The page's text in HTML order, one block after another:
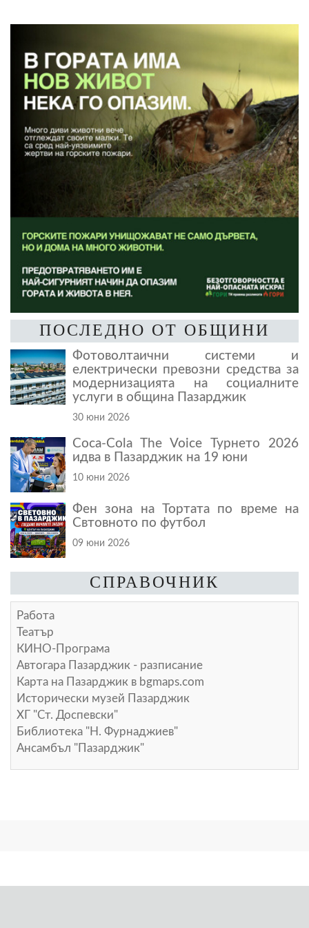
ПОСЛЕДНО ОТ ОБЩИНИ
Фотоволтаични системи и
електрически превозни средства за
модернизацията на социалните
услуги в община Пазарджик
30 юни 2026
Coca-Cola The Voice Турнето 2026
идва в Пазарджик на 19 юни
10 юни 2026
Фен зона на Тортата по време на
Свтовното по футбол
09 юни 2026
СПРАВОЧНИК
Работа
Театър
КИНО-Програма
Автогара Пазарджик - разписание
Карта на Пазарджик в bgmaps.com
Исторически музей Пазарджик
ХГ "Ст. Доспевски"
Библиотека "Н. Фурнаджиев"
Ансамбъл "Пазарджик"